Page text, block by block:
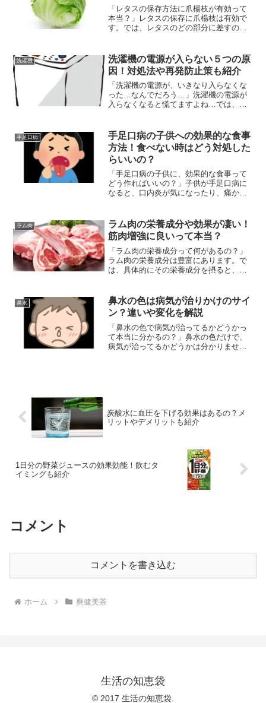
「レタスの保存方法に爪楊枝が有効って
本当？」レタスの保存に爪楊枝は有効で
す。では、レタスのどの部分に差すので
るちぎり方とは？などの疑問解決策を紹
介します!
洗濯機
洗濯機の電源が入らない５つの原
因！対処法や再発防止策も紹介
「洗濯機の電源が、いきなり入らなくな
った…なんでだろう…」洗濯機の電源が
入らなくなると慌てますよね…では、な
ない５つの原因とは？ 対処法や再発防止
策は？などの疑問解決...
手足口病
手足口病の子供への効果的な食事
方法！食べない時はどう対処した
らいいの？
「手足口病の子供に、効果的な食事って
どう作ればいいの？」子供が手足口病に
なると、口内炎が気になったり、痛かっ
が手足口病になった時の食事などはどう
したらいいのでしょうか？...
ラム肉
ラム肉の栄養成分や効果が凄い！
筋肉増強に良いって本当？
「ラム肉の栄養成分って何があるの？」
ラム肉の栄養成分は豊富にあります。で
は、具体的にその栄養成分を摂ると、ど
果とは？ 筋肉増強に良いって本当？など
の疑問解決策を紹介し...
鼻水
鼻水の色は病気が治りかけのサイ
ン？違いや変化を解説
「鼻水の色で病気が治ってるかどうかっ
て本当に分かるの？」鼻水の色だけで、
病気が治ってるかどうかは分かりませ
炭酸水に血圧を下げる効果はあるの？メ
リットやデメリットも紹介
1日分の野菜ジュースの効果効能！飲むタ
イミングも紹介
コメント
コメントを書き込む
ホーム 爽健美茶
生活の知恵袋
© 2017 生活の知恵袋.